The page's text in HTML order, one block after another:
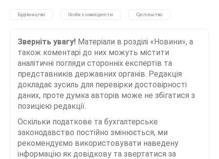
Будівництво Особи з інвалідністю Суспільство
Зверніть увагу! Матеріали в розділі «Новини», а
також коментарі до них можуть містити
аналітичні погляди сторонніх експертів та
представників державних органів. Редакція
докладає зусиль для перевірки достовірності
даних, проте думка авторів може не збігатися з
позицією редакції.
Оскільки податкове та бухгалтерське
законодавство постійно змінюється, ми
рекомендуємо використовувати наведену
інформацію як довідкову та звертатися за